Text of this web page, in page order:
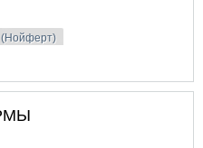
(Нойферт)